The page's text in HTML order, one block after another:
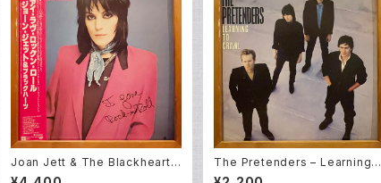
Joan Jett & The Blackhearts
– I Love Rock 'N Roll (LP)
The Pretenders – Learning T
o Crawl (LP)